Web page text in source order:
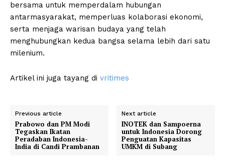
bersama untuk memperdalam hubungan
antarmasyarakat, memperluas kolaborasi ekonomi,
serta menjaga warisan budaya yang telah
menghubungkan kedua bangsa selama lebih dari satu
milenium.
Artikel ini juga tayang di vritimes
Previous article
Prabowo dan PM Modi
Tegaskan Ikatan
Peradaban Indonesia-
India di Candi Prambanan
Next article
INOTEK dan Sampoerna
untuk Indonesia Dorong
Penguatan Kapasitas
UMKM di Subang